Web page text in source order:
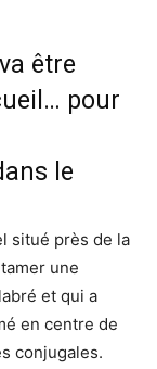
être
pour
le
situé près de la
une
et qui a
en centre de
conjugales.